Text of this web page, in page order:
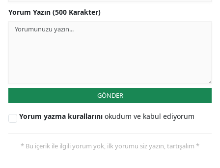
Yorum Yazın (500 Karakter)
GÖNDER
Yorum yazma kurallarını okudum ve kabul ediyorum
* Bu içerik ile ilgili yorum yok, ilk yorumu siz yazın, tartışalım *